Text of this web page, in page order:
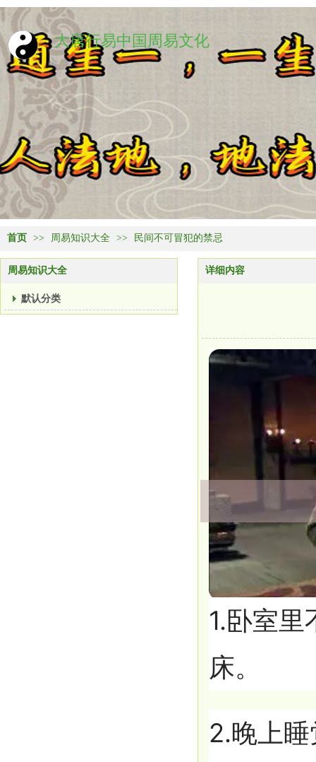
大唐行易中国周易文化
首页 >> 周易知识大全 >> 民间不可冒犯的禁忌
周易知识大全
默认分类
详细内容
1.卧室
床。
2.晚上